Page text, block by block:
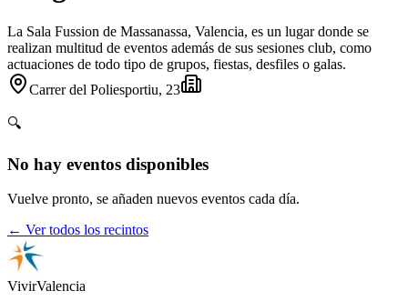
La Sala Fussion de Massanassa, Valencia, es un lugar donde se
realizan multitud de eventos además de sus sesiones club, como
actuaciones de todo tipo de grupos, fiestas, desfiles o galas.
Carrer del Poliesportiu, 23
🔍
No hay eventos disponibles
Vuelve pronto, se añaden nuevos eventos cada día.
← Ver todos los recintos
VivirValencia